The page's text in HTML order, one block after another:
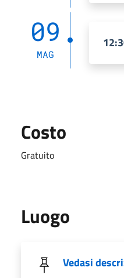
09
MAG
Costo
Gratuito
Luogo
Vedasi